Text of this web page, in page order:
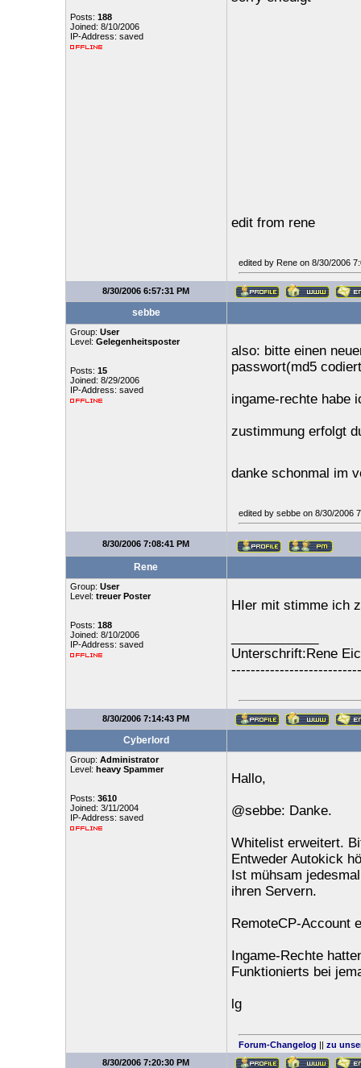
Posts: 188
Joined: 8/10/2006
IP-Address: saved
edit from rene
edited by Rene on 8/30/2006
8/30/2006 6:57:31 PM
sebbe
Group: User
Level: Gelegenheitsposter
Posts: 15
Joined: 8/29/2006
IP-Address: saved
also: bitte einen
passwort(md5
ingame-rechte habe
zustimmung erfolgt
danke schonmal im
edited by sebbe on 8/30/2006
8/30/2006 7:08:41 PM
Rene
Group: User
Level: treuer Poster
Posts: 188
Joined: 8/10/2006
IP-Address: saved
HIer mit stimme ich
Unterschrift:Rene
---------------------------
8/30/2006 7:14:43 PM
Cyberlord
Group: Administrator
Level: heavy Spammer
Posts: 3610
Joined: 3/11/2004
IP-Address: saved
Hallo,
@sebbe: Danke.
Whitelist erweitert.
Entweder Autokick
Ist mühsam
ihren Servern.
RemoteCP-Account
Ingame-Rechte
Funktionierts bei
lg
Forum-Changelog || zu
8/30/2006 7:20:30 PM